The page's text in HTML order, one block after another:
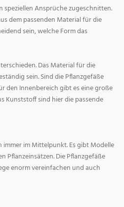
speziellen Ansprüche zugeschnitten.
dem passenden Material für die
sein, welche Form das
Das Material für die
sein. Sind die Pflanzgefäße
den Innenbereich gibt es eine große
Kunststoff sind hier die passende
immer im Mittelpunkt. Es gibt Modelle
Pflanzeinsätzen. Die Pflanzgefäße
enorm vereinfachen und auch